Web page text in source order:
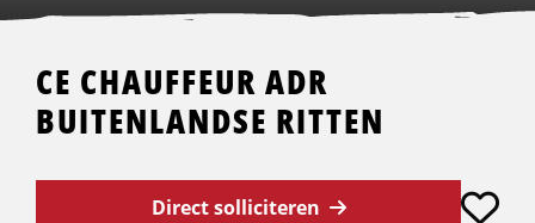
CE CHAUFFEUR ADR
BUITENLANDSE RITTEN
Direct solliciteren